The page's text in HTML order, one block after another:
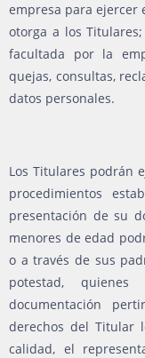
empresa para ejercer
otorga a los
facultada por la
quejas, consultas,
datos personales.
Los Titulares podrán
procedimientos
presentación de su
menores de edad
o a través de sus
potestad,
documentación
derechos del Titular
calidad, el